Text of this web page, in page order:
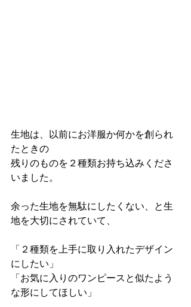
生地は、以前にお洋服か何かを創られ
たときの
残りのものを２種類お持ち込みくださ
いました。
余った生地を無駄にしたくない、と生
地を大切にされていて、
「２種類を上手に取り入れたデザイン
にしたい」
「お気に入りのワンピースと似たよう
な形にしてほしい」